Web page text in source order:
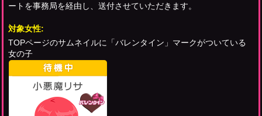
ートを事務局を経由し、送付させていただきます。
対象女性:
TOPページのサムネイルに「バレンタイン」マークがついている
女の子